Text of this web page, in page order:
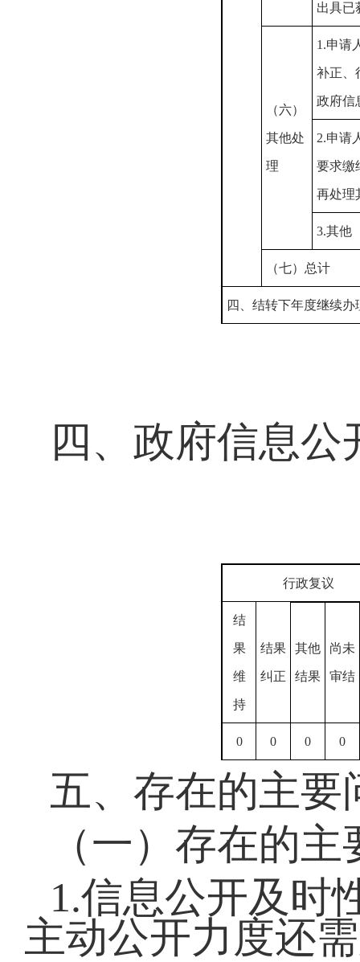
出具已
（六）
其他处
理
1.申请
补正、
政府信
2.申请
要求缴
再处理
3.其他
（七）总计
四、结转下年度继续办
四、政府信息
行政复议
结
果
维
持
结果
纠正
其他
结果
尚未
审结
0 0 0 0
五、存在的主要
（一）存在的
1.信息公开及时
主动公开力度还